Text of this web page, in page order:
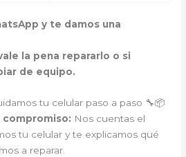
y te damos una
la pena repararlo o si
de equipo.
tu celular paso a paso 🔧📦
Nos cuentas el
tu celular y te explicamos qué
a reparar.